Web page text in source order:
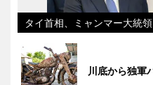
タイ首相、ミャンマー大統
川底から独軍